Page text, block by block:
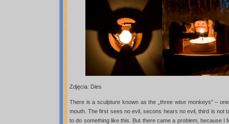
Zdjęcia: Dies
There is a sculpture known as the „three wise monkeys” –
mouth. The first sees no evil, secons hears no evil, third is not
to do something like this. But there came a problem, because I